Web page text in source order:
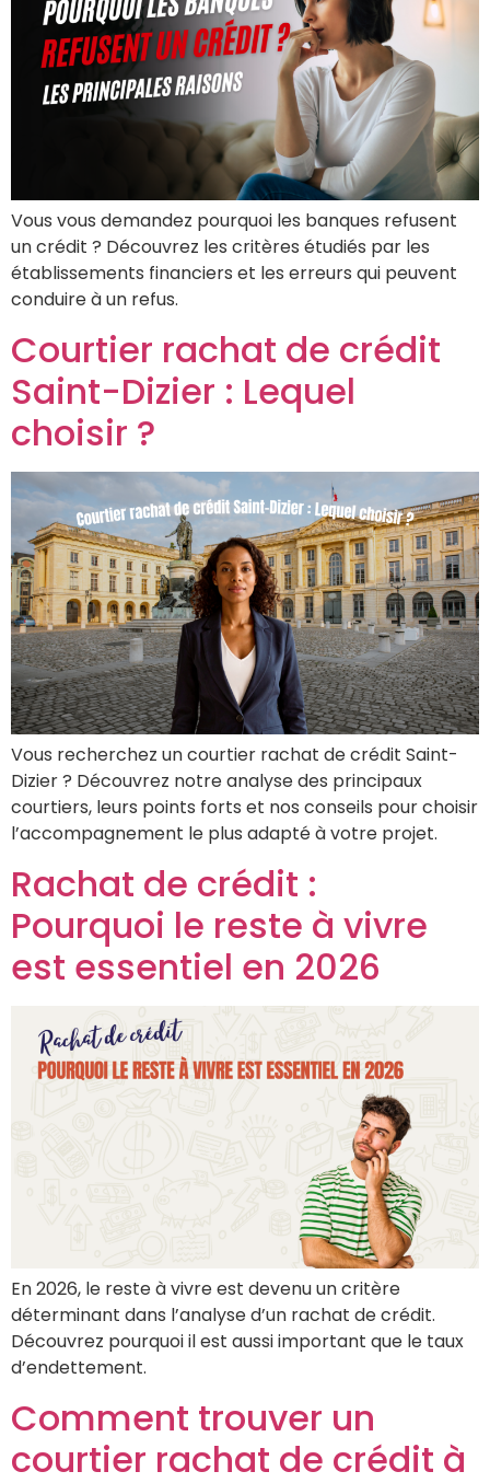
Vous vous demandez pourquoi les banques refusent
un crédit ? Découvrez les critères étudiés par les
établissements financiers et les erreurs qui peuvent
conduire à un refus.
Courtier rachat de crédit
Saint-Dizier : Lequel
choisir ?
Vous recherchez un courtier rachat de crédit Saint-
Dizier ? Découvrez notre analyse des principaux
courtiers, leurs points forts et nos conseils pour choisir
l’accompagnement le plus adapté à votre projet.
Rachat de crédit :
Pourquoi le reste à vivre
est essentiel en 2026
En 2026, le reste à vivre est devenu un critère
déterminant dans l’analyse d’un rachat de crédit.
Découvrez pourquoi il est aussi important que le taux
d’endettement.
Comment trouver un
courtier rachat de crédit à